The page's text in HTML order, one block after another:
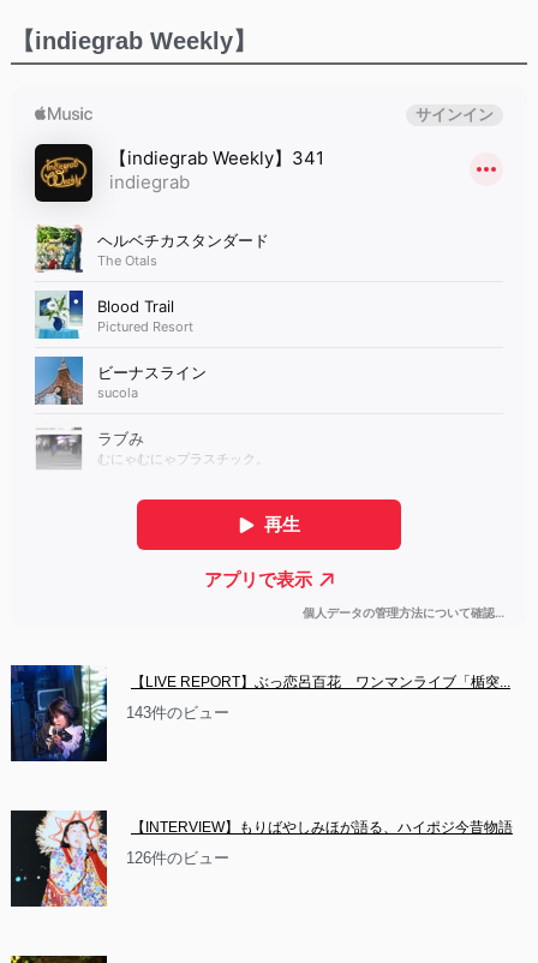
【indiegrab Weekly】
【LIVE REPORT】ぶっ恋呂百花　ワンマンライブ「楯突...
143件のビュー
【INTERVIEW】もりばやしみほが語る、ハイポジ今昔物語
126件のビュー